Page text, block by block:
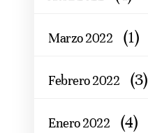
Marzo 2022 (1)
Febrero 2022 (3)
Enero 2022 (4)